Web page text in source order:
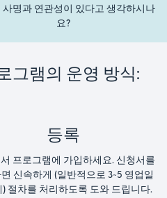
사명과 연관성이 있다고 생각하시나
요?
그램의 운영 방식:
등록
프로그램에 가입하세요. 신청서를
신속하게 (일반적으로 3~5 영업일
) 절차를 처리하도록 도와 드립니다.